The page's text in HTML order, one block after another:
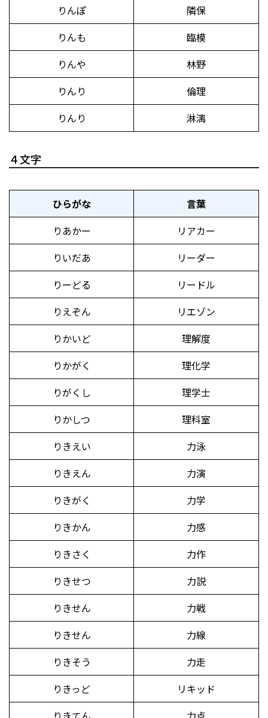
りんぽ
隣保
りんも
臨模
りんや
林野
りんり
倫理
りんり
淋漓
４文字
ひらがな
言葉
りあかー
リアカー
りいだあ
リーダー
りーどる
リードル
りえぞん
リエゾン
りかいど
理解度
りかがく
理化学
りがくし
理学士
りかしつ
理科室
りきえい
力泳
りきえん
力演
りきがく
力学
りきかん
力感
りきさく
力作
りきせつ
力説
りきせん
力戦
りきせん
力線
りきそう
力走
りきっど
リキッド